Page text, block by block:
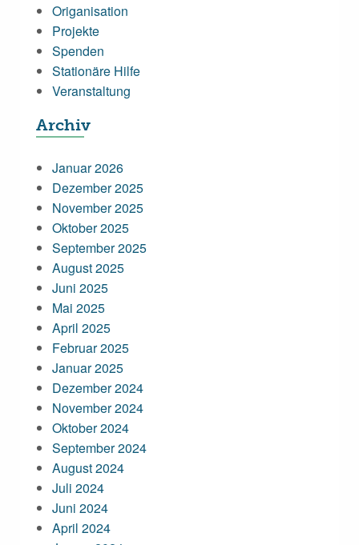
Origanisation
Projekte
Spenden
Stationäre Hilfe
Veranstaltung
Archiv
Januar 2026
Dezember 2025
November 2025
Oktober 2025
September 2025
August 2025
Juni 2025
Mai 2025
April 2025
Februar 2025
Januar 2025
Dezember 2024
November 2024
Oktober 2024
September 2024
August 2024
Juli 2024
Juni 2024
April 2024